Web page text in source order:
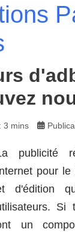
3 mins
publicité
pour le
d'édition
Si
un